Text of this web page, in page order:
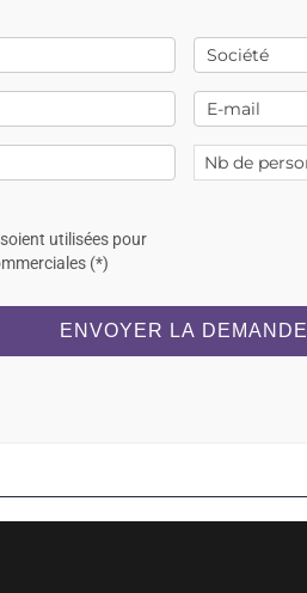
utilisées pour
(*)
ENVOYER LA DEMANDE